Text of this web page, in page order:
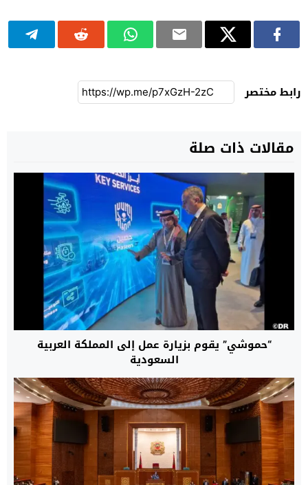
رابط مختصر
مقالات ذات صلة
“حموشي” يقوم بزيارة عمل إلى المملكة العربية
السعودية